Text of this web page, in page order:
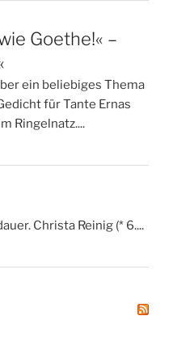
Goethe!« –
ein beliebiges Thema
für Tante Ernas
Ringelnatz....
Christa Reinig (* 6....